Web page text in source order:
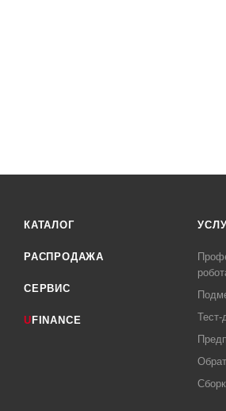
КАТАЛОГ
РАСПРОДАЖА
СЕРВИС
U FINANCE
Тест-